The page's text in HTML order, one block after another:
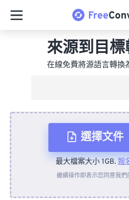
來源到目
在線免費將源語言轉換
選擇文件
來自裝置
最大檔案大小 1GB.報
繼續操作即表示您同意我們